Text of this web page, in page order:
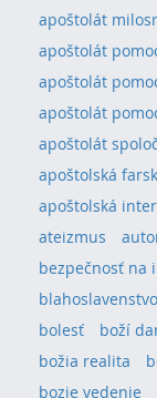
apoštolát
apoštolát
apoštolát
apoštolát
apoštolát
apoštolská
apoštolská
ateizmus
bezpečnosť na
blahoslavenstvo
bolesť
boží
božia realita
bozie vedenie